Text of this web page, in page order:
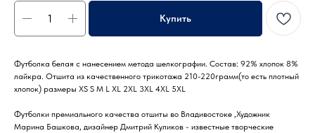
Купить
Футболка белая с нанесением метода шелкографии. Состав: 92% хлопок 8%
лайкра. Отшита из качественного трикотажа 210-220грамм(то есть плотный
хлопок) размеры XS S M L XL 2XL 3XL 4XL 5XL
Футболки премиального качества отшиты во Владивостоке ,Художник
Марина Башкова, дизайнер Дмитрий Куликов - известные творческие